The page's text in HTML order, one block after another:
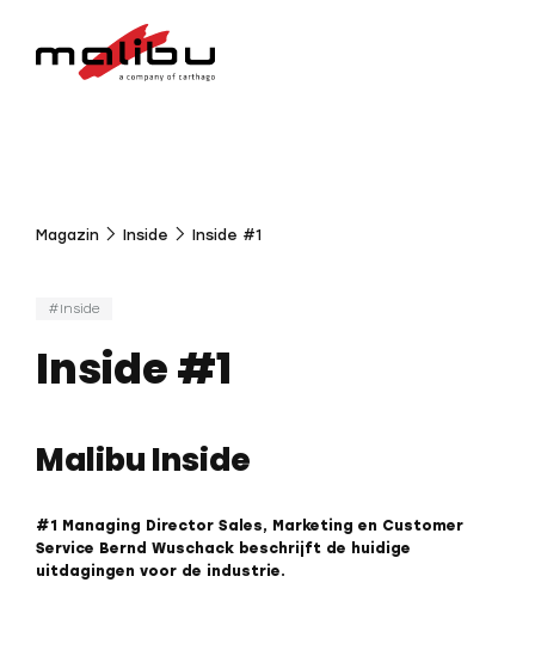
Magazin Inside Inside #1
Inside
Inside #1
Malibu Inside
#1 Managing Director Sales, Marketing en Customer
Service Bernd Wuschack beschrijft de huidige
uitdagingen voor de industrie.